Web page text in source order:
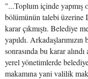
"...Toplum içinde yapmış
bölümünün talebi üzerine
karar çıkmıştı. Belediye
yapıldı.
sonrasında bu karar
yerel yönetimlerde
makamına yani valilik